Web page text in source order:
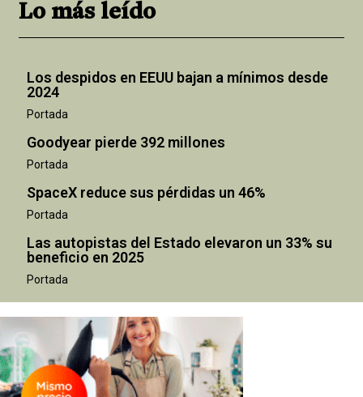
Lo más leído
Los despidos en EEUU bajan a mínimos desde
2024
Portada
Goodyear pierde 392 millones
Portada
SpaceX reduce sus pérdidas un 46%
Portada
Las autopistas del Estado elevaron un 33% su
beneficio en 2025
Portada